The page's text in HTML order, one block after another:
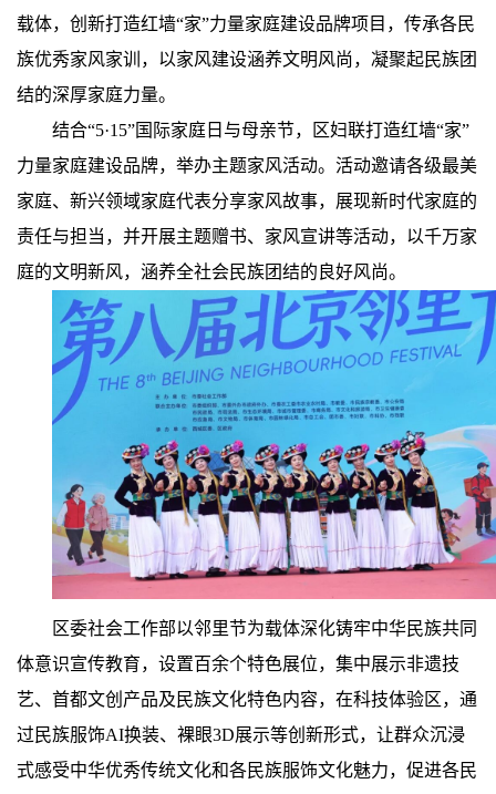
载体，创新打造红墙“家”力量家庭建设品牌项目，传承各民
族优秀家风家训，以家风建设涵养文明风尚，凝聚起民族团
结的深厚家庭力量。
结合“5·15”国际家庭日与母亲节，区妇联打造红墙“家”
力量家庭建设品牌，举办主题家风活动。活动邀请各级最美
家庭、新兴领域家庭代表分享家风故事，展现新时代家庭的
责任与担当，并开展主题赠书、家风宣讲等活动，以千万家
庭的文明新风，涵养全社会民族团结的良好风尚。
区委社会工作部以邻里节为载体深化铸牢中华民族共同
体意识宣传教育，设置百余个特色展位，集中展示非遗技
艺、首都文创产品及民族文化特色内容，在科技体验区，通
过民族服饰AI换装、裸眼3D展示等创新形式，让群众沉浸
式感受中华优秀传统文化和各民族服饰文化魅力，促进各民